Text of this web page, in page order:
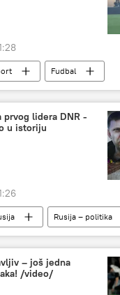
Fudbal
FK Crvena zvezda
lidera DNR -
u istoriju
Rusija – politika
Aleksandar
– još jedna
/video/